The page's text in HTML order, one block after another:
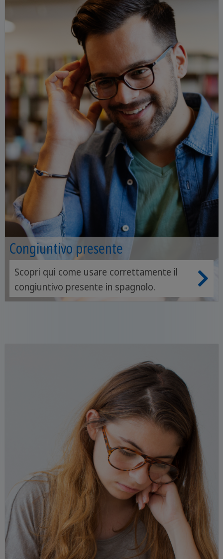
Congiuntivo presente
Scopri qui come usare correttamente il
congiuntivo presente in spagnolo.